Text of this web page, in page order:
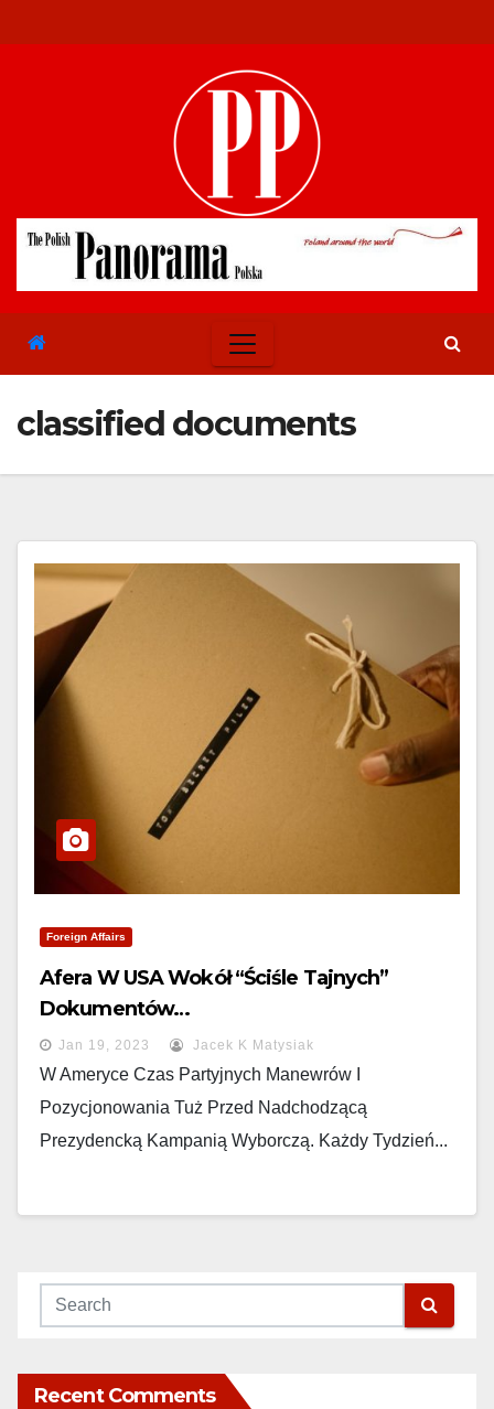
to
classified documents
Foreign Affairs
Afera W USA Wokół “ściśle Tajnych”
Dokumentów…
Jan 19, 2023 Jacek K Matysiak
W Ameryce Czas Partyjnych Manewrów I
Pozycjonowania Tuż Przed Nadchodzącą
Prezydencką Kampanią Wyborczą. Każdy Tydzień...
Recent Comments